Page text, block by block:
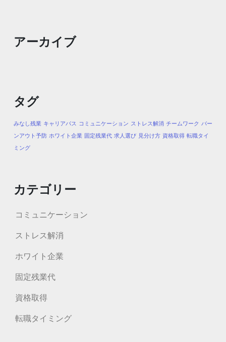
アーカイブ
タグ
みなし残業 キャリアパス コミュニケーション ストレス解消 チームワーク バー
ンアウト予防 ホワイト企業 固定残業代 求人選び 見分け方 資格取得 転職タイ
ミング
カテゴリー
コミュニケーション
ストレス解消
ホワイト企業
固定残業代
資格取得
転職タイミング